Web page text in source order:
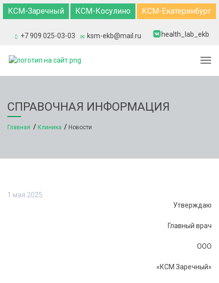
КСМ-Заречный КСМ-Косулино КСМ-Екатеринбург
+7 909 025-03-03 ksm-ekb@mail.ru health_lab_ekb
СПРАВОЧНАЯ ИНФОРМАЦИЯ
Главная Клиника Новости
1 мая 2025
Утверждаю
Главный врач
ООО
«КСМ Заречный»